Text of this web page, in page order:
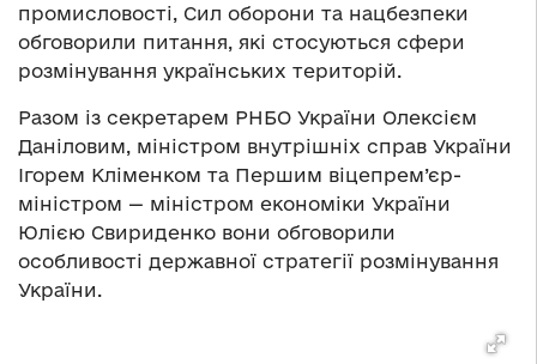
промисловості, Сил оборони та нацбезпеки
обговорили питання, які стосуються сфери
розмінування українських територій.
Разом із секретарем РНБО України Олексієм
Даніловим, міністром внутрішніх справ України
Ігорем Кліменком та Першим віцепрем’єр-
міністром — міністром економіки України
Юлією Свириденко вони обговорили
особливості державної стратегії розмінування
України.